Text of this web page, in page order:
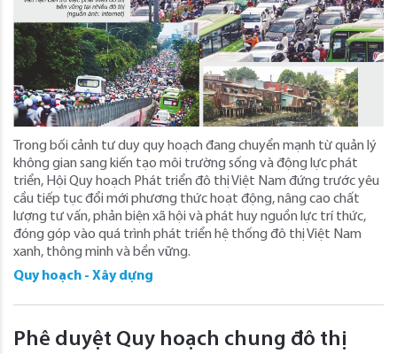
Trong bối cảnh tư duy quy hoạch đang chuyển mạnh từ quản lý
không gian sang kiến tạo môi trường sống và động lực phát
triển, Hội Quy hoạch Phát triển đô thị Việt Nam đứng trước yêu
cầu tiếp tục đổi mới phương thức hoạt động, nâng cao chất
lượng tư vấn, phản biện xã hội và phát huy nguồn lực trí thức,
đóng góp vào quá trình phát triển hệ thống đô thị Việt Nam
xanh, thông minh và bền vững.
Quy hoạch - Xây dựng
Phê duyệt Quy hoạch chung đô thị